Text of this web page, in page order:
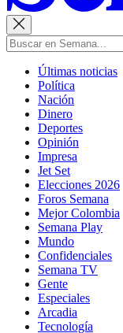
Últimas noticias
Política
Nación
Dinero
Deportes
Opinión
Impresa
Jet Set
Elecciones 2026
Foros Semana
Mejor Colombia
Semana Play
Mundo
Confidenciales
Semana TV
Gente
Especiales
Arcadia
Tecnología